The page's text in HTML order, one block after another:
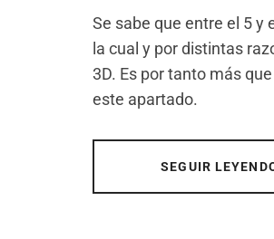
Se sabe que entre el 5 y
la cual y por distintas
3D. Es por tanto más
este apartado.
SEGUIR